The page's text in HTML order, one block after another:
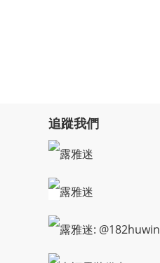
追蹤我們
露雅迷
露雅迷
露雅迷: @182huwin